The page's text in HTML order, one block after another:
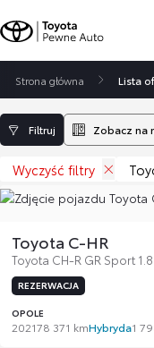
Strona główna Lista
Filtruj Zobacz na
Wyczyść filtry
Toyota C-HR
Toyota CH-R GR Sport
REZERWACJA
OPOLE
202178 371 kmHybryda1